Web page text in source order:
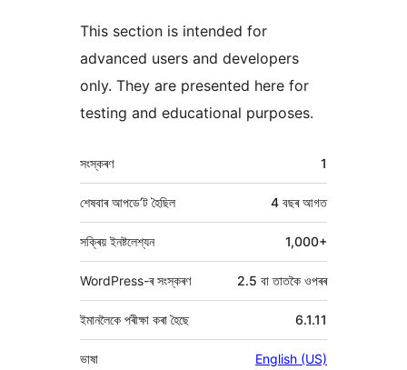
This section is intended for
advanced users and developers
only. They are presented here for
testing and educational purposes.
মেটা 1
সংস্কৰণ
4 বছৰআগত
শেষবাৰ আপডে’ট হৈছিল
সক্ৰিয় ইনষ্টলেশ্যন 1,000+
WordPress-ৰ সংস্কৰণ 2.5 বা তাতকৈ ওপৰৰ
ইমানলৈকে পৰীক্ষা কৰা হৈছে 6.1.11
ভাষা English (US)